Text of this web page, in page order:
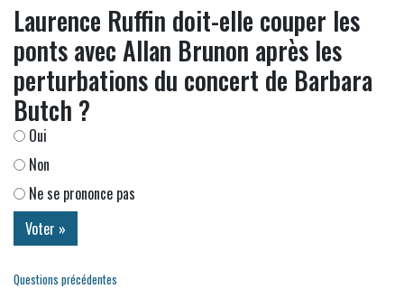
Laurence Ruffin doit-elle couper les
ponts avec Allan Brunon après les
perturbations du concert de Barbara
Butch ?
Oui
Non
Ne se prononce pas
Questions précédentes